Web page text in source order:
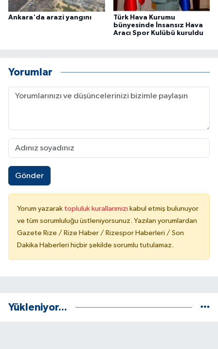
Ankara'da arazi yangını
Türk Hava Kurumu
bünyesinde İnsansız Hava
Aracı Spor Kulübü kuruldu
Yorumlar
Gönder
Yorum yazarak topluluk kurallarımızı kabul etmiş bulunuyor
ve tüm sorumluluğu üstleniyorsunuz. Yazılan yorumlardan
Gazete Rize / Rize Haber / Rizespor Haberleri / Son
Dakika Haberleri hiçbir şekilde sorumlu tutulamaz.
Yükleniyor...